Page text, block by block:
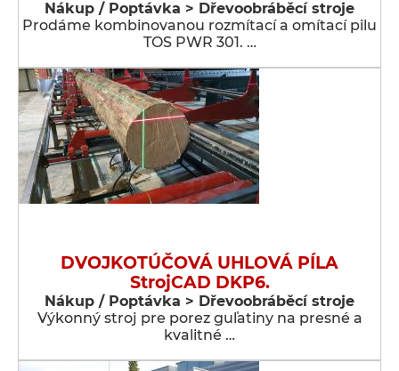
Nákup / Poptávka > Dřevoobráběcí stroje
Prodáme kombinovanou rozmítací a omítací pilu
TOS PWR 301. …
DVOJKOTÚČOVÁ UHLOVÁ PÍLA
StrojCAD DKP6.
Nákup / Poptávka > Dřevoobráběcí stroje
Výkonný stroj pre porez guľatiny na presné a
kvalitné …